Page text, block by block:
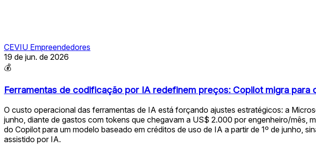
CEVIU Empreendedores
19 de jun. de 2026
💰
Ferramentas de codificação por IA redefinem preços: Copilot migra
O custo operacional das ferramentas de IA está forçando ajustes estratégicos: a
junho, diante de gastos com tokens que chegavam a US$ 2.000 por engenheiro/mês,
do Copilot para um modelo baseado em créditos de uso de IA a partir de 1º de junho,
assistido por IA.